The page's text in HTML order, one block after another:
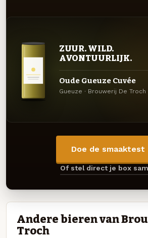
ZUUR. WILD.
AVONTUURLIJK.
Oude Gueuze Cuvée
Gueuze · Brouwerij De Troch
Doe de smaaktest
Of stel direct je box
Andere bieren van
Troch